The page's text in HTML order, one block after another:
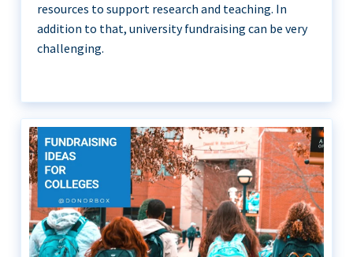
resources to support research and teaching. In
addition to that, university fundraising can be very
challenging.